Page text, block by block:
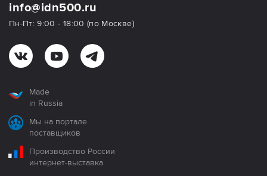
info@idn500.ru
Пн-Пт: 9:00 - 18:00 (по Москве)
Made
in Russia
Мы на портале
поставщиков
Производство России
интернет-выставка